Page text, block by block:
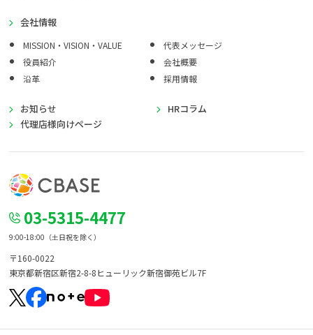
会社情報
MISSION・VISION・VALUE
代表メッセージ
役員紹介
会社概要
沿革
採用情報
お知らせ
HRコラム
代理店様向けページ
03-5315-4477
9:00-18:00（土日祝を除く）
〒160-0022
東京都新宿区新宿2-8-8ヒューリック新宿御苑ビル7F